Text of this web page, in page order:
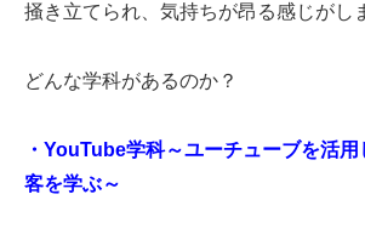
掻き立てられ、気持ちが昂る感じがし
どんな学科があるのか？
・YouTube学科～ユーチューブを活
客を学ぶ～